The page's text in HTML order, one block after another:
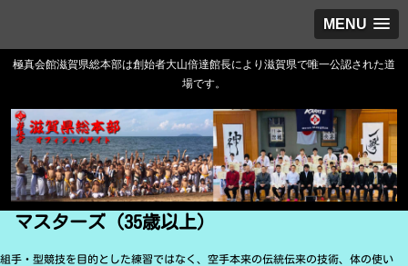
MENU
極真会館滋賀県総本部は創始者大山倍達館長により滋賀県で唯一公認された道
場です。
マスターズ（35歳以上）
組手・型競技を目的とした練習ではなく、空手本来の伝統伝来の技術、体の使い